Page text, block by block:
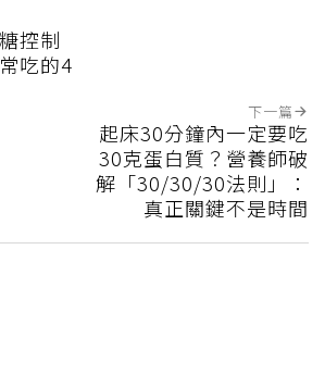
控制
吃的4
下一篇
起床30分鐘內一定要吃
30克蛋白質？營養師破
解「30/30/30法則」：
真正關鍵不是時間